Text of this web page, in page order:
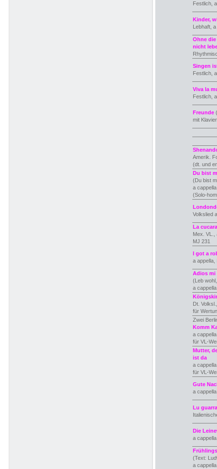
Festlich,
Kinder,
Lebhaft,
Ohne
nicht
Singen
Festlich,
Viva la
Festlich,
Freunde
mit
Amerik.
(dt. und
Du bist
(Du bist
a
(Solo-
Volkslied
La
Mex. VL.,
MJ 231
I got a
a
Adios mi
(Leb
a
Dt.
für
Zwei
Komm
a
für VL-
Mutter,
ist da
a
für VL-
Gute
a
Lu
Die
a
(Text:
a